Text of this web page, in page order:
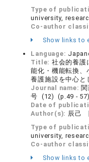
Type of
university,
Co-author
Show links to
Language:
Title: 社会的養護
能化・機能転換、
養護施設を中心と
Journal name:
号 (12) (p.49 - 57)
Date of
Author(s): 辰己
Type of
university,
Co-author
Show links to